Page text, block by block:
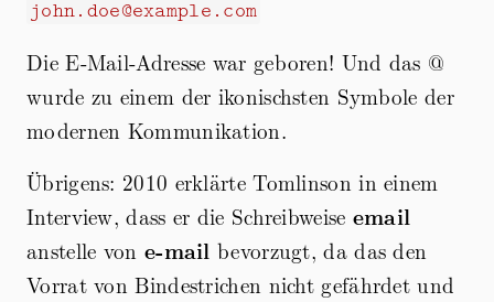
john.doe@example.com
Die E-Mail-Adresse war geboren! Und das @
wurde zu einem der ikonischsten Symbole der
modernen Kommunikation.
Übrigens: 2010 erklärte Tomlinson in einem
Interview, dass er die Schreibweise email
anstelle von e-mail bevorzugt, da das den
Vorrat von Bindestrichen nicht gefährdet und